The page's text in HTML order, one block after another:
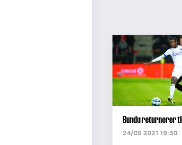
Bundu returnerer
24/05 2021 19:30